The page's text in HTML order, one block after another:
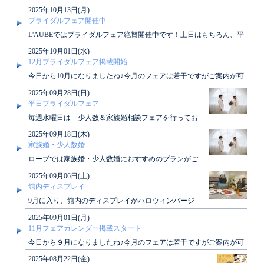
能でございます！1月のブライダルフェアカ..
2025年10月13日(月)
ブライダルフェア開催中
L'AUBEではブライダルフェア絶賛開催中です！土日はもちろん、平
日も開催しております！ぜひご見学にお越..
2025年10月01日(水)
12月ブライダルフェア掲載開始
今日から10月になりましたね♪今月のフェアは若干ですがご案内が可
能でございます！12月のブライダルフェア..
2025年09月28日(日)
平日ブライダルフェア
毎週水曜日は 少人数＆家族婚相談フェアを行ってお
ります♪「家族だけでアットホームに挙げたい」「ご
く親しい..
2025年09月18日(木)
家族婚・少人数婚
ローブでは家族婚・少人数婚におすすめのプランがご
ざいます！アットホームな結婚式がしたい方、必見で
す♪詳し..
2025年09月06日(土)
館内ディスプレイ
9月に入り、館内のディスプレイがハロウィンバージ
ョンになりました★L'AUBEにお越しの際は、ぜひご
覧く..
2025年09月01日(月)
11月フェアカレンダー掲載スタート
今日から９月になりましたね♪今月のフェアは若干ですがご案内が可
能でございます！11月のブライダルフェアカ..
2025年08月22日(金)